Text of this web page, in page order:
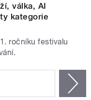
válka, AI
kategorie
ročníku festivalu